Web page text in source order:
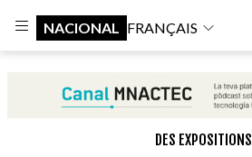
NACIONAL FRANÇAIS
DES EXPOSITIONS